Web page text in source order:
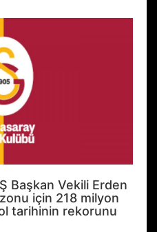
Başkan Vekili Erden
için 218 milyon
tarihinin rekorunu